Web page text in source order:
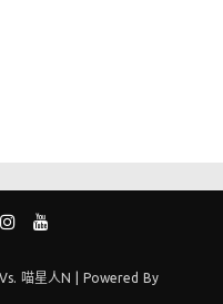
喵星人N | Powered By